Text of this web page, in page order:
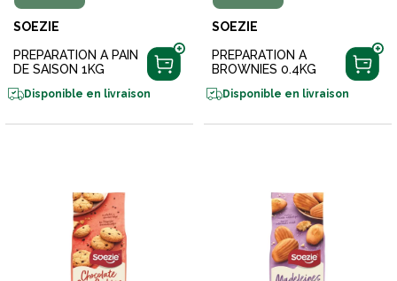
SOEZIE
PREPARATION A PAIN
DE SAISON 1KG
Disponible en livraison
SOEZIE
PREPARATION A
BROWNIES 0.4KG
Disponible en livraison